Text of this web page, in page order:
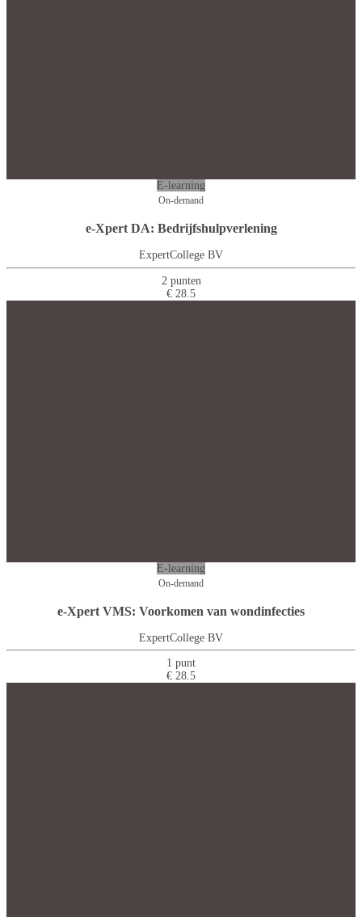
E-learning
On-demand
e-Xpert DA: Bedrijfshulpverlening
ExpertCollege BV
2 punten
€ 28.5
E-learning
On-demand
e-Xpert VMS: Voorkomen van wondinfecties
ExpertCollege BV
1 punt
€ 28.5